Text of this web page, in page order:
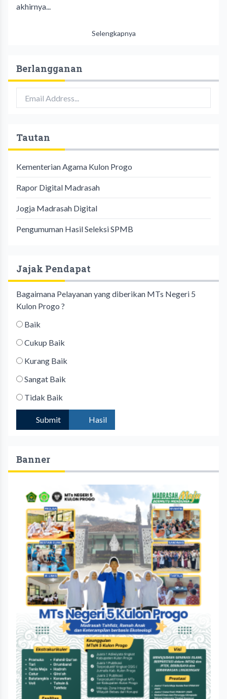
akhirnya...
Selengkapnya
Berlangganan
Tautan
Kementerian Agama Kulon Progo
Rapor Digital Madrasah
Jogja Madrasah Digital
Pengumuman Hasil Seleksi SPMB
Jajak Pendapat
Bagaimana Pelayanan yang diberikan MTs Negeri 5
Kulon Progo ?
Baik
Cukup Baik
Kurang Baik
Sangat Baik
Tidak Baik
Submit Hasil
Banner